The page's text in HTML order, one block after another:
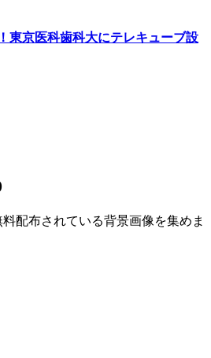
東京医科歯科大にテレキューブ設
配布されている背景画像を集めま